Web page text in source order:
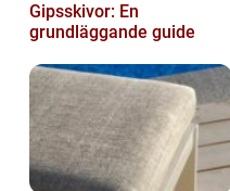
Gipsskivor: En
grundläggande guide